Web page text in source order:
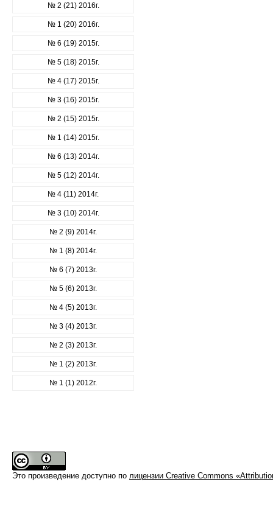
№ 2 (21) 2016г.
№ 1 (20) 2016г.
№ 6 (19) 2015г.
№ 5 (18) 2015г.
№ 4 (17) 2015г.
№ 3 (16) 2015г.
№ 2 (15) 2015г.
№ 1 (14) 2015г.
№ 6 (13) 2014г.
№ 5 (12) 2014г.
№ 4 (11) 2014г.
№ 3 (10) 2014г.
№ 2 (9) 2014г.
№ 1 (8) 2014г.
№ 6 (7) 2013г.
№ 5 (6) 2013г.
№ 4 (5) 2013г.
№ 3 (4) 2013г.
№ 2 (3) 2013г.
№ 1 (2) 2013г.
№ 1 (1) 2012г.
Это произведение доступно по лицензии Creative Commons